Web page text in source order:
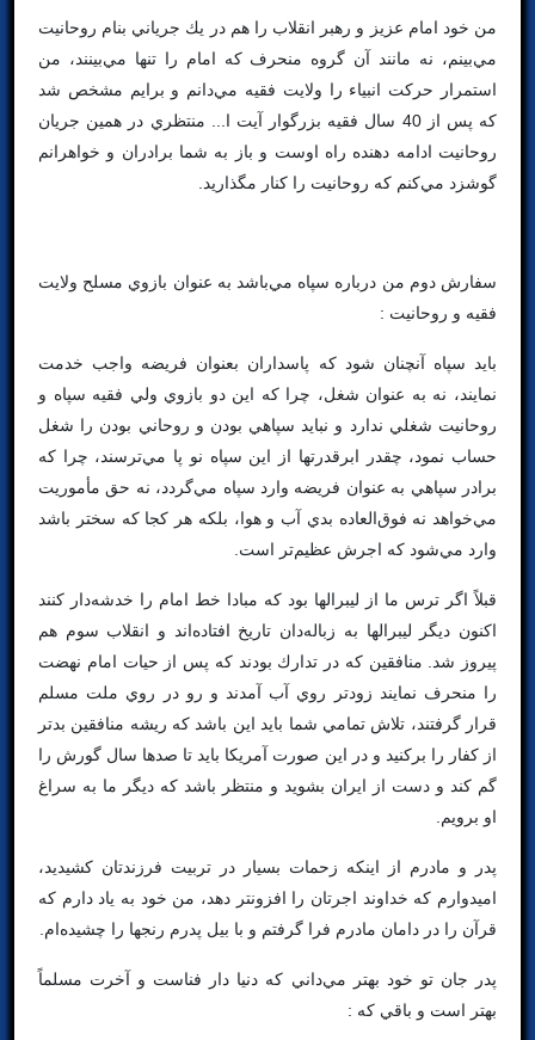
من خود امام عزيز و رهبر انقلاب را هم در يك جرياني بنام روحانيت
مي‌بينم، نه مانند آن گروه منحرف كه امام را تنها مي‌بينند، من
استمرار حركت انبياء را ولايت فقيه مي‌دانم و برايم مشخص شد
كه پس از 40 سال فقيه بزرگوار آيت ا... منتظري در همين جريان
روحانيت ادامه دهنده راه اوست و باز به شما برادران و خواهرانم
گوشزد مي‌كنم كه روحانيت را كنار مگذاريد.
سفارش دوم من درباره سپاه مي‌باشد به عنوان بازوي مسلح ولايت
فقيه و روحانيت :
بايد سپاه آنچنان شود كه پاسداران بعنوان فريضه واجب خدمت
نمايند، نه به عنوان شغل، چرا كه اين دو بازوي ولي فقيه سپاه و
روحانيت شغلي ندارد و نبايد سپاهي بودن و روحاني بودن را شغل
حساب نمود، چقدر ابرقدرتها از اين سپاه نو پا مي‌ترسند، چرا كه
برادر سپاهي به عنوان فريضه وارد سپاه مي‌گردد، نه حق مأموريت
مي‌خواهد نه فوق‌العاده بدي آب و هوا، بلكه هر كجا كه سختر باشد
وارد مي‌شود كه اجرش عظيم‌تر است.
قبلاً اگر ترس ما از ليبرالها بود كه مبادا خط امام را خدشه‌دار كنند
اكنون ديگر ليبرالها به زباله‌دان تاريخ افتاده‌اند و انقلاب سوم هم
پيروز شد. منافقين كه در تدارك بودند كه پس از حيات امام نهضت
را منحرف نمايند زودتر روي آب آمدند و رو در روي ملت مسلم
قرار گرفتند، تلاش تمامي شما بايد اين باشد كه ريشه منافقين بدتر
از كفار را بركنيد و در اين صورت آمريكا بايد تا صدها سال گورش را
گم كند و دست از ايران بشويد و منتظر باشد كه ديگر ما به سراغ
او برويم.
پدر و مادرم از اينكه زحمات بسيار در تربيت فرزندتان كشيديد،
اميدوارم كه خداوند اجرتان را افزونتر دهد، من خود به ياد دارم كه
قرآن را در دامان مادرم فرا گرفتم و با بيل پدرم رنجها را چشيده‌ام.
پدر جان تو خود بهتر مي‌داني كه دنيا دار فناست و آخرت مسلماً
بهتر است و باقي كه :